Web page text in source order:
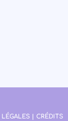
| CRÉDITS